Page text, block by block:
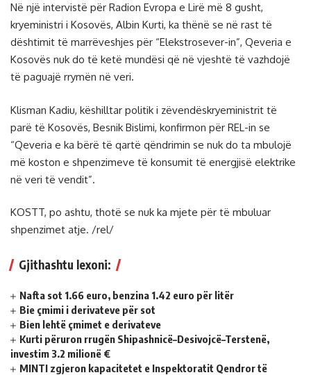
Në një intervistë për Radion Evropa e Lirë më 8 gusht,
kryeministri i Kosovës, Albin Kurti, ka thënë se në rast të
dështimit të marrëveshjes për “Elekstrosever-in”, Qeveria e
Kosovës nuk do të ketë mundësi që në vjeshtë të vazhdojë
të paguajë rrymën në veri.
Klisman Kadiu, këshilltar politik i zëvendëskryeministrit të
parë të Kosovës, Besnik Bislimi, konfirmon për REL-in se
“Qeveria e ka bërë të qartë qëndrimin se nuk do ta mbulojë
më koston e shpenzimeve të konsumit të energjisë elektrike
në veri të vendit”.
KOSTT, po ashtu, thotë se nuk ka mjete për të mbuluar
shpenzimet atje. /rel/
Gjithashtu lexoni:
Nafta sot 1.66 euro, benzina 1.42 euro për litër
Bie çmimi i derivateve për sot
Bien lehtë çmimet e derivateve
Kurti përuron rrugën Shipashnicë–Desivojcë–Terstenë,
investim 3.2 milionë €
MINTI zgjeron kapacitetet e Inspektoratit Qendror të